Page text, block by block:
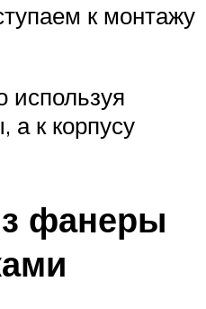
к монтажу
используя
к корпусу
фанеры